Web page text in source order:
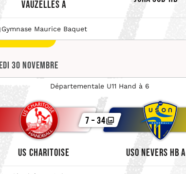
Vauzelles A
Gymnase Maurice Baquet
30 novembre
Départementale U11 Hand à 6
US Charitoise USO Nevers HB A
7 – 34